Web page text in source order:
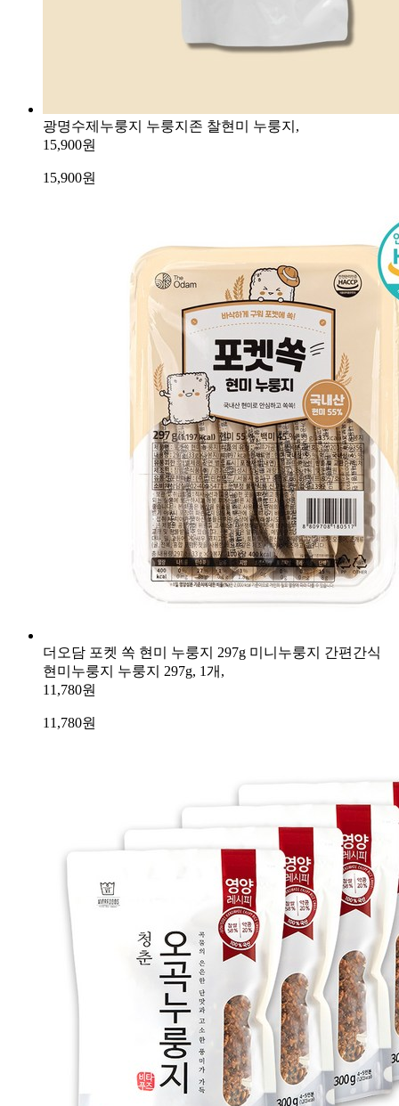
광명수제누룽지 누룽지존 찰현미 누룽지,
15,900원
15,900원
더오담 포켓 쏙 현미 누룽지 297g 미니누룽지 간편간식
현미누룽지 누룽지 297g, 1개,
11,780원
11,780원